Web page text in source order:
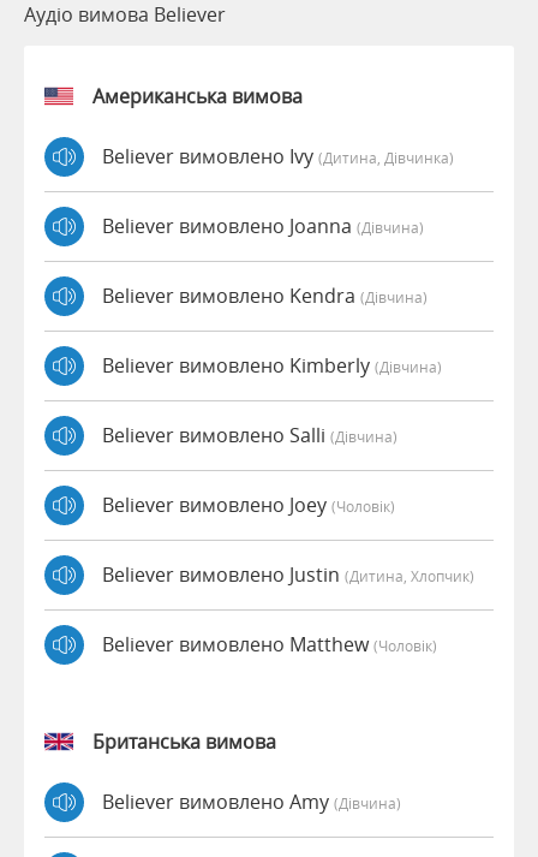
Аудіо вимова Believer
Американська вимова
Believer вимовлено Ivy (дитина, Дівчинка)
Believer вимовлено Joanna (дівчина)
Believer вимовлено Kendra (дівчина)
Believer вимовлено Kimberly (дівчина)
Believer вимовлено Salli (дівчина)
Believer вимовлено Joey (чоловік)
Believer вимовлено Justin (дитина, Хлопчик)
Believer вимовлено Matthew(чоловік)
Британська вимова
Believer вимовлено Amy (дівчина)